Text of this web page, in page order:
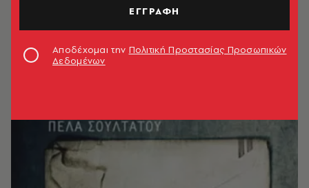
ΕΓΓΡΑΦΗ
Αποδέχομαι την Πολιτική Προστασίας Προσωπικών
Δεδομένων